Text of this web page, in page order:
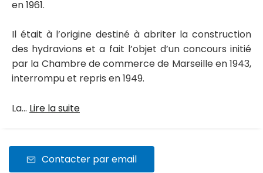
en 1961.
Il était à l’origine destiné à abriter la construction
des hydravions et a fait l’objet d’un concours initié
par la Chambre de commerce de Marseille en 1943,
interrompu et repris en 1949.
La... Lire la suite
Contacter par email